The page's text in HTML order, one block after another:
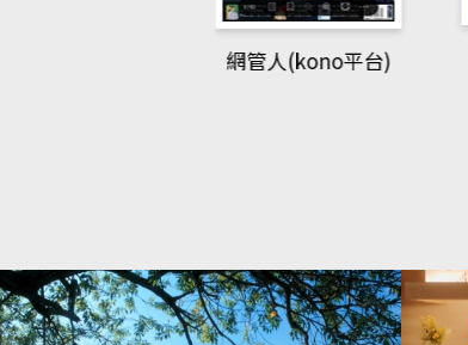
網管人(kono平台)